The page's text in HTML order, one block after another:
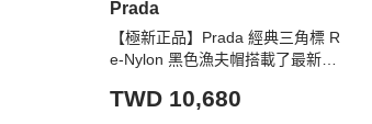
Prada
【極新正品】Prada 經典三角標 R
e-Nylon 黑色漁夫帽搭載了最新的
塊鏈聯盟）NFC防偽技術
TWD 10,680